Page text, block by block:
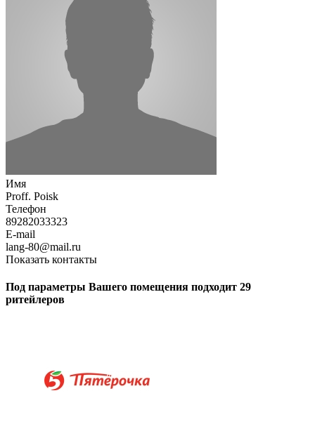
Имя
Proff. Poisk
Телефон
89282033323
E-mail
lang-80@mail.ru
Показать контакты
Под параметры Вашего помещения подходит 29
ритейлеров